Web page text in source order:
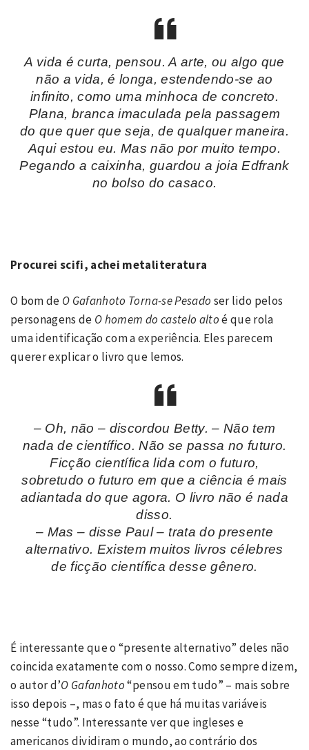
A vida é curta, pensou. A arte, ou algo que
não a vida, é longa, estendendo-se ao
infinito, como uma minhoca de concreto.
Plana, branca imaculada pela passagem
do que quer que seja, de qualquer maneira.
Aqui estou eu. Mas não por muito tempo.
Pegando a caixinha, guardou a joia Edfrank
no bolso do casaco.
Procurei scifi, achei metaliteratura
O bom de O Gafanhoto Torna-se Pesado ser lido pelos
personagens de O homem do castelo altoé que rola
uma identificação com a experiência. Eles parecem
querer explicar o livro que lemos.
– Oh, não – discordou Betty. – Não tem
nada de científico. Não se passa no futuro.
Ficção científica lida com o futuro,
sobretudo o futuro em que a ciência é mais
adiantada do que agora. O livro não é nada
disso.
– Mas – disse Paul – trata do presente
alternativo. Existem muitos livros célebres
de ficção científica desse gênero.
É interessante que o “presente alternativo” deles não
coincida exatamente com o nosso. Como sempre dizem,
o autor d’O Gafanhoto“pensou em tudo” – mais sobre
isso depois –, mas o fato é que há muitas variáveis
nesse “tudo”. Interessante ver que ingleses e
americanos dividiram o mundo, ao contrário dos